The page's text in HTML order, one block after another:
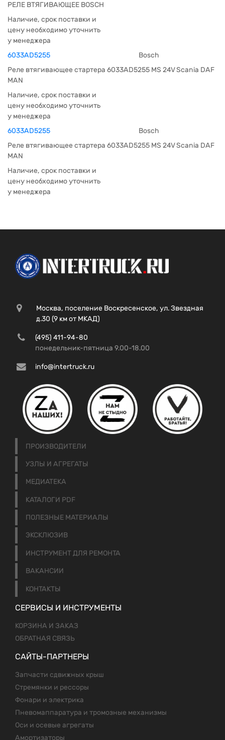
РЕЛЕ ВТЯГИВАЮЩЕЕ BOSCH
Наличие, срок поставки и
цену необходимо уточнить
у менеджера
6033AD5255
Bosch
Реле втягивающее стартера 6033AD5255 MS 24V Scania DAF
MAN
Наличие, срок поставки и
цену необходимо уточнить
у менеджера
6033AD5255
Bosch
Реле втягивающее стартера 6033AD5255 MS 24V Scania DAF
MAN
Наличие, срок поставки и
цену необходимо уточнить
у менеджера
Москва, поселение Воскресенское, ул. Звездная
д.30 (9 км от МКАД)
(495) 411-94-80
понедельник-пятница 9.00-18.00
info@intertruck.ru
ПРОИЗВОДИТЕЛИ
УЗЛЫ И АГРЕГАТЫ
МЕДИАТЕКА
КАТАЛОГИ PDF
ПОЛЕЗНЫЕ МАТЕРИАЛЫ
ЭКСКЛЮЗИВ
ИНСТРУМЕНТ ДЛЯ РЕМОНТА
ВАКАНСИИ
КОНТАКТЫ
СЕРВИСЫ И ИНСТРУМЕНТЫ
КОРЗИНА И ЗАКАЗ
ОБРАТНАЯ СВЯЗЬ
САЙТЫ-ПАРТНЕРЫ
Запчасти сдвижных крыш
Стремянки и рессоры
Фонари и электрика
Пневомаппаратура и тромозные механизмы
Оси и осевые агрегаты
Амортизаторы